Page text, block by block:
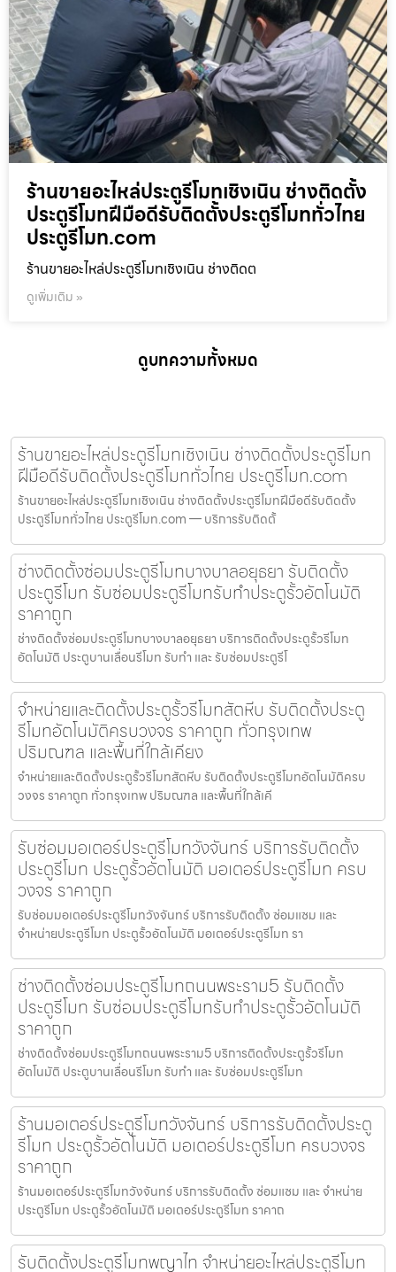
ร้านขายอะไหล่ประตูรีโมทเชิงเนิน ช่างติดตั้ง
ประตูรีโมทฝีมือดีรับติดตั้งประตูรีโมททั่วไทย
ประตูรีโมท.com
ร้านขายอะไหล่ประตูรีโมทเชิงเนิน ช่างติดต
ดูเพิ่มเติม »
ดูบทความทั้งหมด
ร้านขายอะไหล่ประตูรีโมทเชิงเนิน ช่างติดตั้งประตูรีโมท
ฝีมือดีรับติดตั้งประตูรีโมททั่วไทย ประตูรีโมท.com
ร้านขายอะไหล่ประตูรีโมทเชิงเนิน ช่างติดตั้งประตูรีโมทฝีมือดีรับติดตั้ง
ประตูรีโมททั่วไทย ประตูรีโมท.com — บริการรับติดตั้
ช่างติดตั้งซ่อมประตูรีโมทบางบาลอยุธยา รับติดตั้ง
ประตูรีโมท รับซ่อมประตูรีโมทรับทำประตูรั้วอัตโนมัติ
ราคาถูก
ช่างติดตั้งซ่อมประตูรีโมทบางบาลอยุธยา บริการติดตั้งประตูรั้วรีโมท
อัตโนมัติ ประตูบานเลื่อนรีโมท รับทำ และ รับซ่อมประตูรีโ
จำหน่ายและติดตั้งประตูรั้วรีโมทสัตหีบ รับติดตั้งประตู
รีโมทอัตโนมัติครบวงจร ราคาถูก ทั่วกรุงเทพ
ปริมณฑล และพื้นที่ใกล้เคียง
จำหน่ายและติดตั้งประตูรั้วรีโมทสัตหีบ รับติดตั้งประตูรีโมทอัตโนมัติครบ
วงจร ราคาถูก ทั่วกรุงเทพ ปริมณฑล และพื้นที่ใกล้เคี
รับซ่อมมอเตอร์ประตูรีโมทวังจันทร์ บริการรับติดตั้ง
ประตูรีโมท ประตูรั้วอัตโนมัติ มอเตอร์ประตูรีโมท ครบ
วงจร ราคาถูก
รับซ่อมมอเตอร์ประตูรีโมทวังจันทร์ บริการรับติดตั้ง ซ่อมแซม และ
จำหน่ายประตูรีโมท ประตูรั้วอัตโนมัติ มอเตอร์ประตูรีโมท รา
ช่างติดตั้งซ่อมประตูรีโมทถนนพระราม5 รับติดตั้ง
ประตูรีโมท รับซ่อมประตูรีโมทรับทำประตูรั้วอัตโนมัติ
ราคาถูก
ช่างติดตั้งซ่อมประตูรีโมทถนนพระราม5 บริการติดตั้งประตูรั้วรีโมท
อัตโนมัติ ประตูบานเลื่อนรีโมท รับทำ และ รับซ่อมประตูรีโมท
ร้านมอเตอร์ประตูรีโมทวังจันทร์ บริการรับติดตั้งประตู
รีโมท ประตูรั้วอัตโนมัติ มอเตอร์ประตูรีโมท ครบวงจร
ราคาถูก
ร้านมอเตอร์ประตูรีโมทวังจันทร์ บริการรับติดตั้ง ซ่อมแซม และ จำหน่าย
ประตูรีโมท ประตูรั้วอัตโนมัติ มอเตอร์ประตูรีโมท ราคาถ
รับติดตั้งประตูรีโมทพญาไท จำหน่ายอะไหล่ประตูรีโมท